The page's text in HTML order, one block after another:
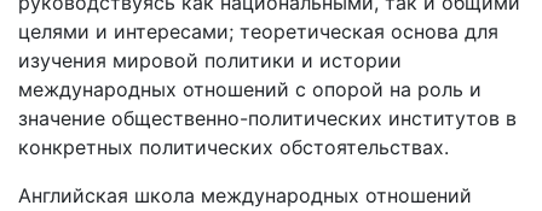
целями и интересами; теоретическая основа для
изучения мировой политики и истории
международных отношений с опорой на роль и
значение общественно-политических институтов в
конкретных политических обстоятельствах.
Английская школа международных отношений